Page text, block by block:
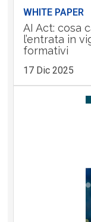
WHITE PAPER
AI Act: cosa
l’entrata in
formativi
17 Dic 2025